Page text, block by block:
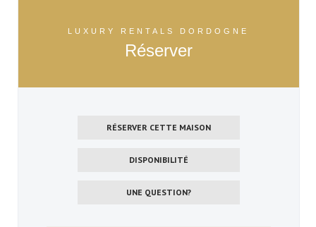
LUXURY RENTALS DORDOGNE
Réserver
RÉSERVER CETTE MAISON
DISPONIBILITÉ
UNE QUESTION?